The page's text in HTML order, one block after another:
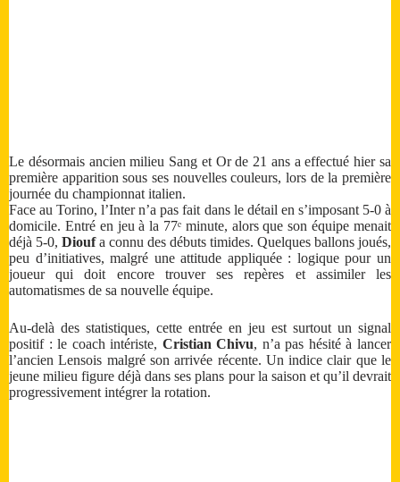
Le désormais ancien milieu Sang et Or de 21 ans a effectué hier sa
première apparition sous ses nouvelles couleurs, lors de la première
journée du championnat italien.
Face au Torino, l’Inter n’a pas fait dans le détail en s’imposant 5-0 à
domicile. Entré en jeu à la 77ᵉ minute, alors que son équipe menait
déjà 5-0, Dioufa connu des débuts timides. Quelques ballons joués,
peu d’initiatives, malgré une attitude appliquée : logique pour un
joueur qui doit encore trouver ses repères et assimiler les
automatismes de sa nouvelle équipe.
Au-delà des statistiques, cette entrée en jeu est surtout un signal
positif : le coach intériste, Cristian Chivu, n’a pas hésité à lancer
l’ancien Lensois malgré son arrivée récente. Un indice clair que le
jeune milieu figure déjà dans ses plans pour la saison et qu’il devrait
progressivement intégrer la rotation.